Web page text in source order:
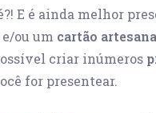
E é ainda melhor
e/ou um cartão
criar inúmeros
for presentear.